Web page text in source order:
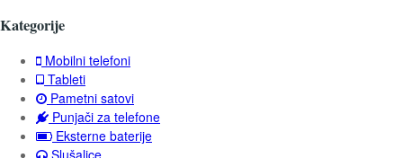
Kategorije
Mobilni telefoni
Tableti
Pametni satovi
Punjači za telefone
Eksterne baterije
Slušalice